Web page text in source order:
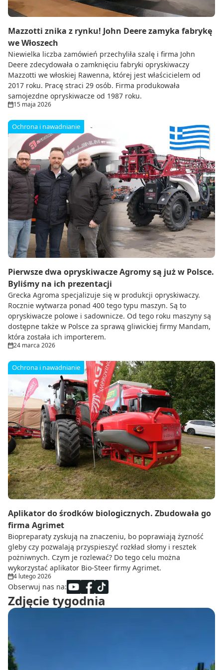
Mazzotti znika z rynku! John Deere zamyka fabrykę
we Włoszech
Niewielka liczba zamówień przechyliła szalę i firma John
Deere zdecydowała o zamknięciu fabryki opryskiwaczy
Mazzotti we włoskiej Rawenna, której jest właścicielem od
2017 roku. Pracę straci 29 osób. Firma produkowała
samojezdne opryskiwacze od 1987 roku.
15 maja 2026
Ochrona i nawadnianie
Pierwsze dwa opryskiwacze Agromy są już w Polsce.
Byliśmy na ich prezentacji
Grecka Agroma specjalizuje się w produkcji opryskiwaczy.
Rocznie wytwarza ponad 400 tego typu maszyn. Są to
opryskiwacze polowe i sadownicze. Od tego roku maszyny są
dostępne także w Polsce za sprawą gliwickiej firmy Mandam,
która została ich importerem.
24 marca 2026
Ochrona i nawadnianie
Aplikator do środków biologicznych. Zbudowała go
firma Agrimet
Biopreparaty zyskują na znaczeniu, bo poprawiają żyzność
gleby czy pozwalają przyspieszyć rozkład słomy i resztek
pożniwnych. Czym je rozlewać? Do tego celu można
wykorzystać aplikator Bio-Steer firmy Agrimet.
4 lutego 2026
Obserwuj nas na:
Zdjęcie tygodnia